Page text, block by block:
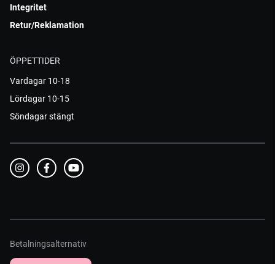
Integritet
Retur/Reklamation
ÖPPETTIDER
Vardagar 10-18
Lördagar 10-15
Söndagar stängt
Betalningsalternativ